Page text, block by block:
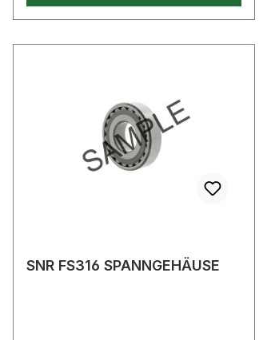
SNR FS316 SPANNGEHÄUSE